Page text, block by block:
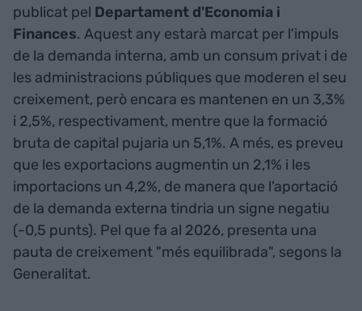
publicat pel Departament d'Economia i
Finances. Aquest any estarà marcat per l'impuls
de la demanda interna, amb un consum privat i de
les administracions públiques que moderen el seu
creixement, però encara es mantenen en un 3,3%
i 2,5%, respectivament, mentre que la formació
bruta de capital pujaria un 5,1%. A més, es preveu
que les exportacions augmentin un 2,1% i les
importacions un 4,2%, de manera que l'aportació
de la demanda externa tindria un signe negatiu
(-0,5 punts). Pel que fa al 2026, presenta una
pauta de creixement "més equilibrada", segons la
Generalitat.